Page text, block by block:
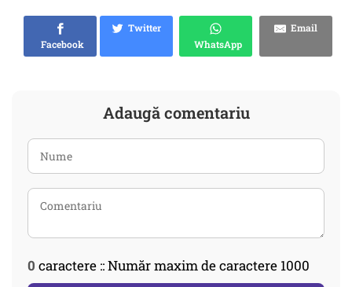
Facebook
Twitter
WhatsApp
Email
Adaugă comentariu
0 caractere :: Număr maxim de caractere 1000